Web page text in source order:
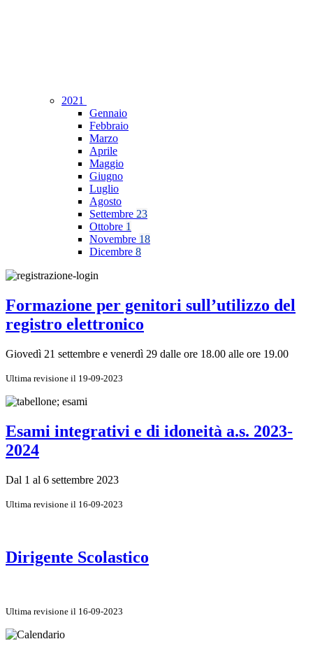
2021
Gennaio
Febbraio
Marzo
Aprile
Maggio
Giugno
Luglio
Agosto
Settembre 23
Ottobre 1
Novembre 18
Dicembre 8
Formazione per genitori sull’utilizzo del
registro elettronico
Giovedì 21 settembre e venerdì 29 dalle ore 18.00 alle ore 19.00
Ultima revisione il 19-09-2023
Esami integrativi e di idoneità a.s. 2023-
2024
Dal 1 al 6 settembre 2023
Ultima revisione il 16-09-2023
Dirigente Scolastico
Ultima revisione il 16-09-2023